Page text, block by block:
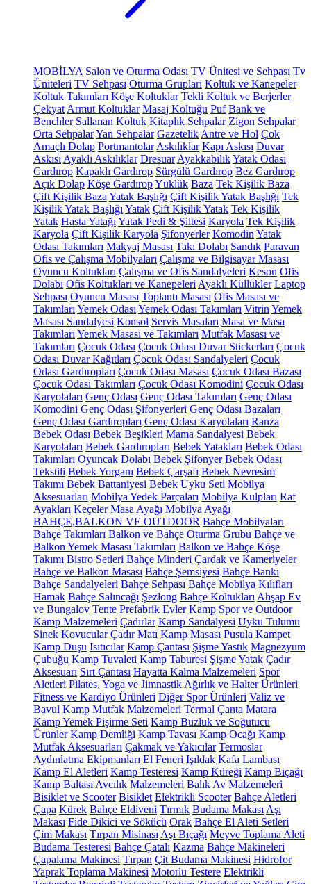
MOBİLYA Salon ve Oturma Odası TV Ünitesi ve Sehpası Tv
Üniteleri TV Sehpası Oturma Grupları Koltuk ve Kanepeler
Koltuk Takımları Köşe Koltuklar Tekli Koltuk ve Berjerler
Çekyat Armut Koltuklar Masaj Koltuğu Puf Bank ve
Benchler Sallanan Koltuk Kitaplık Sehpalar Zigon Sehpalar
Orta SehpalarYan Sehpalar Gazetelik Antre ve Hol Çok
Amaçlı Dolap Portmantolar Askılıklar Kapı Askısı Duvar
Askısı Ayaklı Askılıklar Dresuar AyakkabılıkYatak Odası
Gardırop Kapaklı Gardırop Sürgülü Gardırop Bez Gardırop
Açık Dolap Köşe GardıropYüklük Baza Tek Kişilik Baza
Çift Kişilik Baza Yatak Başlığı Çift Kişilik Yatak Başlığı Tek
Kişilik Yatak Başlığı Yatak Çift Kişilik Yatak Tek Kişilik
Yatak Hasta Yatağı Yatak Pedi & Şiltesi Karyola Tek Kişilik
Karyola Çift Kişilik Karyola Şifonyerler Komodin Yatak
Odası Takımları Makyaj Masası Takı Dolabı Sandık Paravan
Ofis ve Çalışma Mobilyaları Çalışma ve Bilgisayar Masası
Oyuncu Koltukları Çalışma ve Ofis Sandalyeleri Keson Ofis
Dolabı Ofis Koltukları ve Kanepeleri Ayaklı Küllükler Laptop
Sehpası Oyuncu Masası Toplantı Masası Ofis Masası ve
Takımları Yemek Odası Yemek Odası Takımları Vitrin Yemek
Masası Sandalyesi Konsol Servis Masaları Masa ve Masa
Takımları Yemek Masası ve Takımları Mutfak Masası ve
Takımları Çocuk Odası Çocuk Odası Duvar Stickerları Çocuk
Odası Duvar Kağıtları Çocuk Odası Sandalyeleri Çocuk
Odası Gardıropları Çocuk Odası Masası Çocuk Odası Bazası
Çocuk Odası Takımları Çocuk Odası Komodini Çocuk Odası
Karyolaları Genç Odası Genç Odası Takımları Genç Odası
Komodini Genç Odası Şifonyerleri Genç Odası Bazaları
Genç Odası Gardıropları Genç Odası Karyolaları Ranza
Bebek Odası Bebek Beşikleri Mama Sandalyesi Bebek
Karyolaları Bebek Gardıropları Bebek Yatakları Bebek Odası
Takımları Oyuncak Dolabı Bebek Şifonyer Bebek Odası
Tekstili Bebek Yorganı Bebek Çarşafı Bebek Nevresim
Takımı Bebek Battaniyesi Bebek Uyku Seti Mobilya
Aksesuarları Mobilya Yedek Parçaları Mobilya Kulpları Raf
Ayakları Keçeler Masa Ayağı Mobilya Ayağı
BAHÇE,BALKON VE OUTDOOR Bahçe Mobilyaları
Bahçe Takımları Balkon ve Bahçe Oturma Grubu Bahçe ve
Balkon Yemek Masası Takımları Balkon ve Bahçe Köşe
Takımı Bistro Setleri Bahçe Minderi Çardak ve Kameriyeler
Bahçe ve Balkon Masası Bahçe Şemsiyesi Bahçe Bankı
Bahçe Sandalyeleri Bahçe Sehpası Bahçe Mobilya Kılıfları
Hamak Bahçe Salıncağı Şezlong Bahçe Koltukları Ahşap Ev
ve Bungalov Tente Prefabrik Evler Kamp Spor ve Outdoor
Kamp Malzemeleri Çadırlar Kamp Sandalyesi Uyku Tulumu
Sinek Kovucular Çadır Matı Kamp Masası Pusula Kampet
Kamp Duşu Isıtıcılar Kamp Çantası Şişme Yastık Magnezyum
Çubuğu Kamp Tuvaleti Kamp Taburesi Şişme Yatak Çadır
Aksesuarı Sırt Çantası Hayatta Kalma Malzemeleri Spor
Aletleri Pilates, Yoga ve Jimnastik Ağırlık ve Halter Ürünleri
Fitness ve Kardiyo Ürünleri Diğer Spor Ürünleri Valiz ve
Bavul Kamp Mutfak Malzemeleri Termal Çanta Matara
Kamp Yemek Pişirme Seti Kamp Buzluk ve Soğutucu
Ürünler Kamp Demliği Kamp Tavası Kamp Ocağı Kamp
Mutfak Aksesuarları Çakmak ve Yakıcılar Termoslar
Aydınlatma Ekipmanları El Feneri Işıldak Kafa Lambası
Kamp El Aletleri Kamp Testeresi Kamp Küreği Kamp Bıçağı
Kamp Baltası Avcılık Malzemeleri Balık Av Malzemeleri
Bisiklet ve Scooter Bisiklet Elektrikli Scooter Bahçe Aletleri
Çapa Kürek Bahçe Eldiveni Tırmık Budama Makası Aşı
Makası Fide Dikici ve Sökücü Orak Bahçe El Aleti Setleri
Çim Makası Tırpan Misinası Aşı Bıçağı Meyve Toplama Aleti
Budama Testeresi Bahçe Çatalı Kazma Bahçe Makineleri
Çapalama Makinesi Tırpan Çit Budama Makinesi Hidrofor
Yaprak Toplama Makinesi Motorlu Testere Elektrikli